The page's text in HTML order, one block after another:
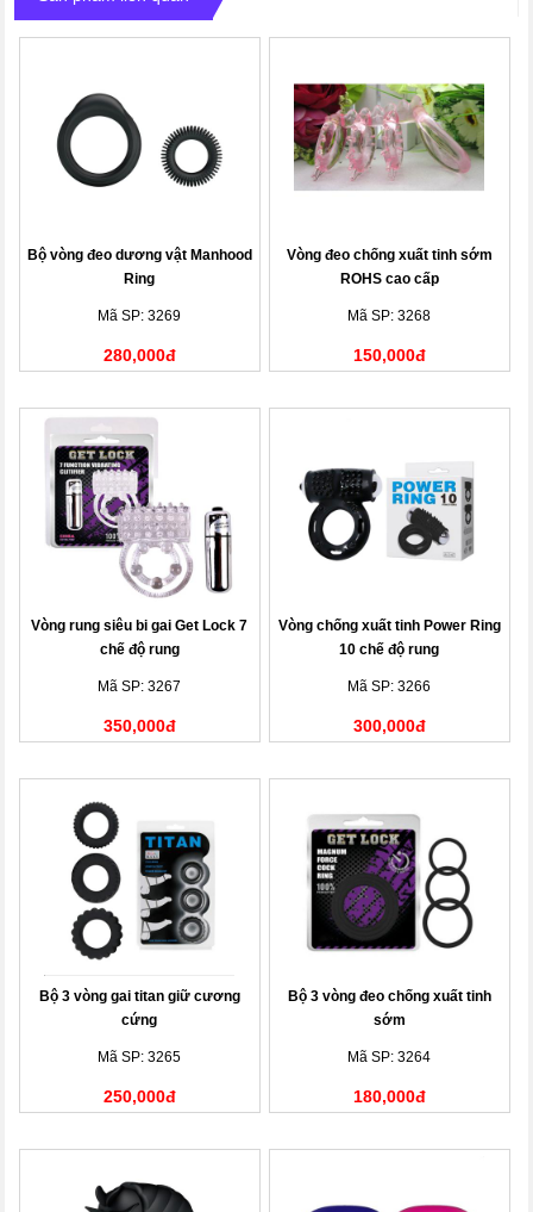
Bộ vòng đeo dương vật Manhood
Ring
Mã SP: 3269
280,000đ
Vòng đeo chống xuất tinh sớm
ROHS cao cấp
Mã SP: 3268
150,000đ
Vòng rung siêu bi gai Get Lock 7
chế độ rung
Mã SP: 3267
350,000đ
Vòng chống xuất tinh Power Ring
10 chế độ rung
Mã SP: 3266
300,000đ
Bộ 3 vòng gai titan giữ cương
cứng
Mã SP: 3265
250,000đ
Bộ 3 vòng đeo chống xuất tinh
sớm
Mã SP: 3264
180,000đ